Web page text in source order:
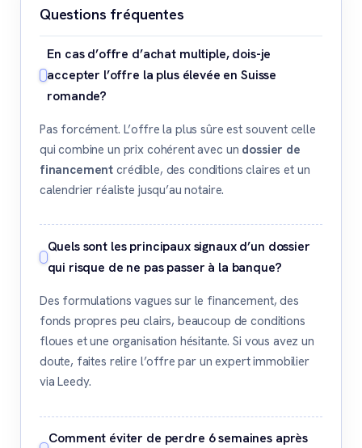
Questions fréquentes
En cas d’offre d’achat multiple, dois-je
accepter l’offre la plus élevée en Suisse
romande?
Pas forcément. L’offre la plus sûre est souvent celle
qui combine un prix cohérent avec un dossier de
financement crédible, des conditions claires et un
calendrier réaliste jusqu’au notaire.
Quels sont les principaux signaux d’un dossier
qui risque de ne pas passer à la banque?
Des formulations vagues sur le financement, des
fonds propres peu clairs, beaucoup de conditions
floues et une organisation hésitante. Si vous avez un
doute, faites relire l’offre par un expert immobilier
via Leedy.
Comment éviter de perdre 6 semaines après